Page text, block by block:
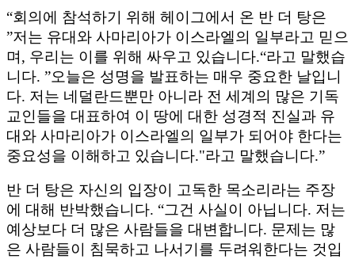
“회의에 참석하기 위해 헤이그에서 온 반 더 탕은
”저는 유대와 사마리아가 이스라엘의 일부라고 믿으
며, 우리는 이를 위해 싸우고 있습니다.“라고 말했습
니다. ”오늘은 성명을 발표하는 매우 중요한 날입니
다. 저는 네덜란드뿐만 아니라 전 세계의 많은 기독
교인들을 대표하여 이 땅에 대한 성경적 진실과 유
대와 사마리아가 이스라엘의 일부가 되어야 한다는
중요성을 이해하고 있습니다."라고 말했습니다.”
반 더 탕은 자신의 입장이 고독한 목소리라는 주장
에 대해 반박했습니다. “그건 사실이 아닙니다. 저는
예상보다 더 많은 사람들을 대변합니다. 문제는 많
은 사람들이 침묵하고 나서기를 두려워한다는 것입